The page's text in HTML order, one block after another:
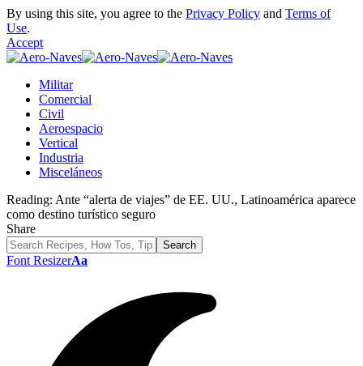
By using this site, you agree to the Privacy Policy and Terms of
Use.
Accept
Militar
Comercial
Civil
Aeroespacio
Vertical
Industria
Misceláneos
Reading: Ante “alerta de viajes” de EE. UU., Latinoamérica aparece
como destino turístico seguro
Share
Font ResizerAa